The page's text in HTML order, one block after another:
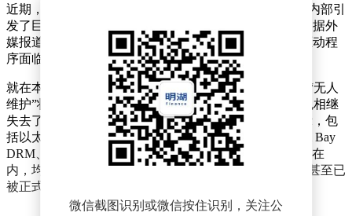
近期，英特尔在全球范围内进行的业务重组不仅在企业内部引
发了巨大变动，其连锁效应也波及到了Linux内核社区。据外
媒报道，这一重组正导致一系列由英特尔维护的Linux驱动程
序面临维护缺失的困境。
就在本周早些时候，CPU温度监控驱动程序已被标记为“无人
维护”状态，紧接着，更多英特尔负责维护的驱动程序也相继
失去了官方的支持。最新的Linux内核邮件列表补丁显示，包
括以太网RDMA、PTP DFL ToD、WWAN IOSM、Keem Bay
DRM、Kprobes以及T7XX 5G WWAN等多个关键子系统在
内，均出现了维护者空缺或人员调整的情况。部分模块甚至已
被正式归入“无人维护”的范畴。
微信截图识别或微信按住识别，关注公